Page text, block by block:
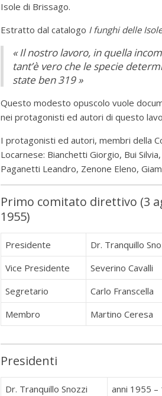
Isole di Brissago.
Estratto dal catalogo I funghi delle
« Il nostro lavoro, in quella
tant’è vero che le specie
state ben 319 »
Questo modesto opuscolo vuole
nei protagonisti ed autori di questo
I protagonisti ed autori, membri della
Locarnese: Bianchetti Giorgio, Bui
Paganetti Leandro, Zenone Eleno,
Primo comitato direttivo (3
1955)
Presidente
Dr. Tranquillo
Vice Presidente
Severino Cavalli
Segretario
Carlo Franscella
Membro
Martino Ceresa
Presidenti
Dr. Tranquillo Snozzi
anni 1955 –